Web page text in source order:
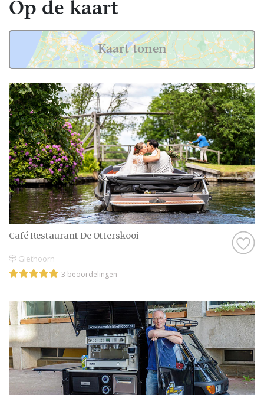
Café Restaurant De Otterskooi
Giethoorn
3 beoordelingen
Op de kaart
Kaart tonen